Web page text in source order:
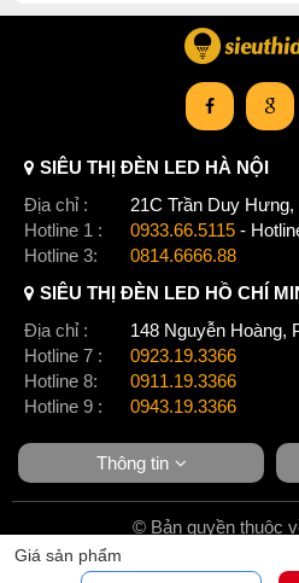
Giá sản phẩm
SIÊU THỊ ĐÈN LED HÀ NỘI
Địa chỉ :
21C Trần Duy
Hotline 1 :
0933.66.5115 -
Hotline 3:
0814.6666.88
SIÊU THỊ ĐÈN LED HỒ CHÍ
Địa chỉ :
148 Nguyễn Hoàng,
Hotline 7 :
0923.19.3366
Hotline 8:
0911.19.3366
Hotline 9 :
0943.19.3366
Thông tin
© Bản quyền thuộc